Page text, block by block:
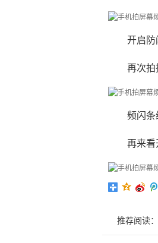
开启防
再次拍
频闪条
再来看
推荐阅读：